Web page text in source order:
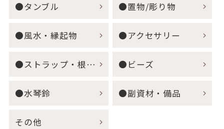
●タンブル ●置物/彫り物
●風水・縁起物 ●アクセサリー
●ストラップ・根付・キーホルダー ●ビーズ
●水琴鈴 ●副資材・備品
その他